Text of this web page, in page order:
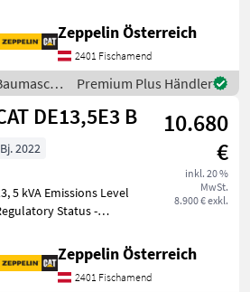
CAT_Const_NR_EPA/CARB_EU_China
Export Engine Type - Diesel
Son
Zeppelin Österreich
2401 Fischamend
Premium Plus Händler
DE13,5E3 B
10.680
€
inkl. 20 %
MwSt.
8.900 € exkl.
Bj. 2022
5 kVA Emissions Level
Status -
Regulatory Status - CAT_CA
Export_EU Export_US
Export Engine Type - Diesel
Zeppelin Österreich
2401 Fischamend